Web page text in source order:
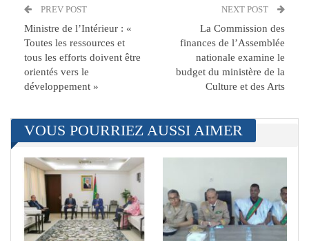
PREV POST
Ministre de l’Intérieur : «
Toutes les ressources et
tous les efforts doivent être
orientés vers le
développement »
NEXT POST
La Commission des
finances de l’Assemblée
nationale examine le
budget du ministère de la
Culture et des Arts
VOUS POURRIEZ AUSSI AIMER